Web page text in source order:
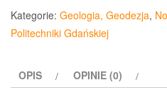
teoretyczne
i
Msplit
Kategorie: Geologia, Geodezja,
Politechniki Gdańskiej
OPIS OPINIE (0)